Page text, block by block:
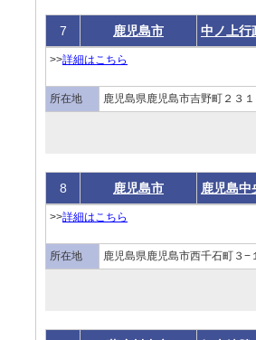
7 鹿児島市 中ノ上行
>>詳細はこちら
所在地 鹿児島県鹿児島市吉野町２３１
8 鹿児島市 鹿児島中
>>詳細はこちら
所在地 鹿児島県鹿児島市西千石町３−